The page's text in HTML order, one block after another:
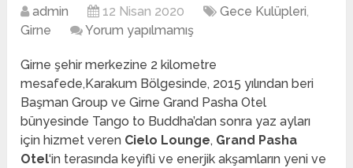
admin 12 Nisan 2020 Gece Kulüpleri,
Girne
Yorum yapılmamış
Girne şehir merkezine 2 kilometre
mesafede,Karakum Bölgesinde, 2015 yılından beri
Başman Group ve Girne Grand Pasha Otel
bünyesinde Tango to Buddha’dan sonra yaz ayları
için hizmet veren Cielo Lounge, Grand Pasha
Otel‘in terasında keyifli ve enerjik akşamların yeni ve